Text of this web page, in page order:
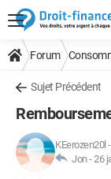
Forum
Sujet Précédent
KEerozen20l -
Jon -26